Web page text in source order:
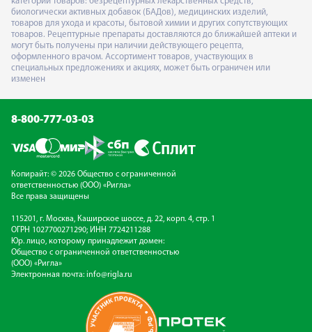
биологически активных добавок (БАДов), медицинских изделий,
товаров для ухода и красоты, бытовой химии и других сопутствующих
товаров. Рецептурные препараты доставляются до ближайшей аптеки и
могут быть получены при наличии действующего рецепта,
оформленного врачом. Ассортимент товаров, участвующих в
специальных предложениях и акциях, может быть ограничен или
изменен
8-800-777-03-03
Копирайт: © 2026 Общество с ограниченной
ответственностью (ООО) «Ригла»
Все права защищены
115201, г. Москва, Каширское шоссе, д. 22, корп. 4, стр. 1
ОГРН 1027700271290; ИНН 7724211288
Юр. лицо, которому принадлежит домен:
Общество с ограниченной ответственностью
(ООО) «Ригла»
Электронная почта: info@rigla.ru